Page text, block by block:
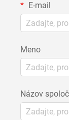
E-mail
Meno
Názov